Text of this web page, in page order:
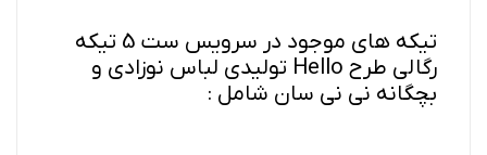
تیکه های موجود در سرویس ست 5 تیکه
رگالی طرح Hello تولیدی لباس نوزادی و
بچگانه نی نی سان شامل :